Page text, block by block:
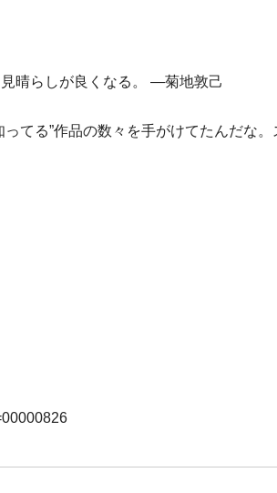
晴らしが良くなる。 ―菊地敦己
てる”作品の数々を手がけてたんだな